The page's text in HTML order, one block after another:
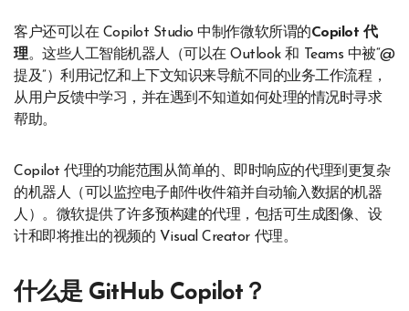
客户还可以在 Copilot Studio 中制作微软所谓的Copilot 代
理。这些人工智能机器人（可以在 Outlook 和 Teams 中被“@
提及”）利用记忆和上下文知识来导航不同的业务工作流程，
从用户反馈中学习，并在遇到不知道如何处理的情况时寻求
帮助。
Copilot 代理的功能范围从简单的、即时响应的代理到更复杂
的机器人（可以监控电子邮件收件箱并自动输入数据的机器
人）。微软提供了许多预构建的代理，包括可生成图像、设
计和即将推出的视频的 Visual Creator 代理。
什么是 GitHub Copilot？